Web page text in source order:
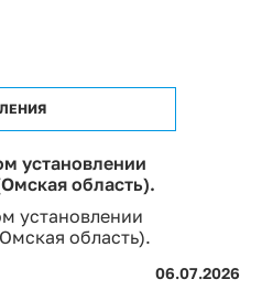
установлении
область).
установлении
область).
06.07.2026